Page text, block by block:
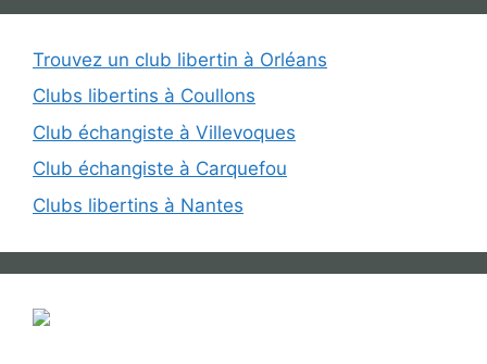
Trouvez un club libertin à Orléans
Clubs libertins à Coullons
Club échangiste à Villevoques
Club échangiste à Carquefou
Clubs libertins à Nantes